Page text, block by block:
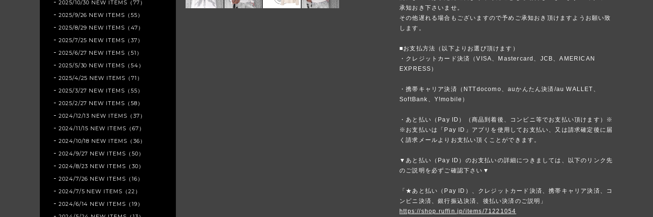
承知おき下さいませ。
その他遅れる場合もございますので予めご承知おき頂けますようお願い致
します。
■お支払方法（以下よりお選び頂けます）
・クレジットカード決済（VISA、Mastercard、JCB、AMERICAN
EXPRESS）
・携帯キャリア決済（NTTdocomo、auかんたん決済/au WALLET、
SoftBank、Y!mobile）
・あと払い（Pay ID）（商品到着後、コンビニ等でお支払い頂けます）※
※お支払いは「Pay ID」アプリを使用してお支払い、又は請求確定後に届
く請求メールよりお支払い頂くことができます。
▼あと払い（Pay ID）のお支払いの詳細につきましては、以下のリンク先
のご説明を必ずご確認下さい▼
「★あと払い（Pay ID）、クレジットカード決済、携帯キャリア決済、コ
ンビニ決済、銀行振込決済、後払い決済のご説明」
https://shop.ruffin.jp/items/71221054
2025/10/30 NEW ITEMS（77）
2025/9/26 NEW ITEMS（55）
2025/8/29 NEW ITEMS（47）
2025/7/25 NEW ITEMS（37）
2025/6/27 NEW ITEMS（51）
2025/5/30 NEW ITEMS（54）
2025/4/25 NEW ITEMS（71）
2025/3/27 NEW ITEMS（55）
2025/2/27 NEW ITEMS（58）
2024/12/13 NEW ITEMS（37）
2024/11/15 NEW ITEMS（67）
2024/10/18 NEW ITEMS（36）
2024/9/27 NEW ITEMS（50）
2024/8/23 NEW ITEMS（30）
2024/7/26 NEW ITEMS（16）
2024/7/5 NEW ITEMS（22）
2024/6/14 NEW ITEMS（19）